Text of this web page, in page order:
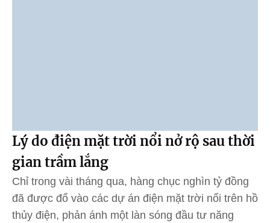
Lý do điện mặt trời nổi nở rộ sau thời
gian trầm lắng
Chỉ trong vài tháng qua, hàng chục nghìn tỷ đồng
đã được đổ vào các dự án điện mặt trời nổi trên hồ
thủy điện, phản ánh một làn sóng đầu tư năng